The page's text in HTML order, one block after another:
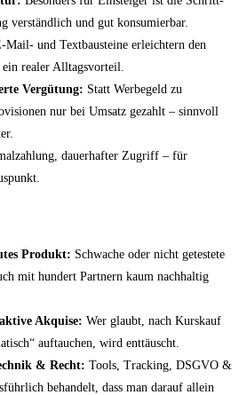
verständlich und gut konsumierbar.
Mail- und Textbausteine erleichtern den
realer Alltagsvorteil.
Vergütung: Statt Werbegeld zu
nur bei Umsatz gezahlt – sinnvoll
dauerhafter Zugriff – für
Produkt: Schwache oder nicht getestete
mit hundert Partnern kaum nachhaltig
Akquise: Wer glaubt, nach Kurskauf
auftauchen, wird enttäuscht.
& Recht: Tools, Tracking, DSGVO &
behandelt, dass man darauf allein